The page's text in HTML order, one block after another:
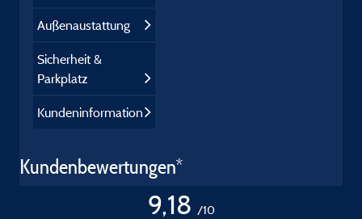
Außenaustattung
Sicherheit &
Parkplatz
Kundeninformation
Kundenbewertungen*
9,18 /10